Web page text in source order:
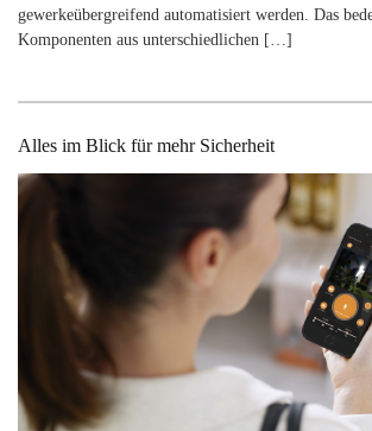
gewerkeübergreifend automatisiert werden. Das
Komponenten aus unterschiedlichen […]
Alles im Blick für mehr Sicherheit